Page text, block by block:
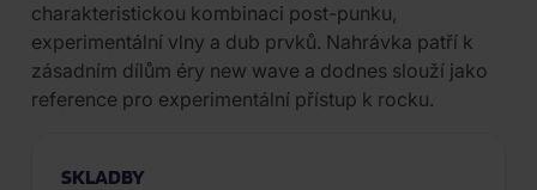
charakteristickou kombinaci post-punku,
experimentální vlny a dub prvků. Nahrávka patří k
zásadním dílům éry new wave a dodnes slouží jako
reference pro experimentální přístup k rocku.
SKLADBY